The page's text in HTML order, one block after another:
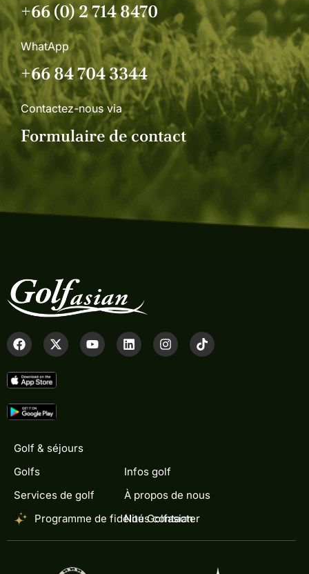
+66 (0) 2 714 8470
WhatApp
+66 84 704 3344
Contactez-nous via
Formulaire de contact
Golf & séjours
Golfs
Services de golf
Programme de fidélité Golfasian
Infos golf
À propos de nous
Nous contacter